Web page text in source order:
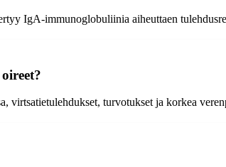
IgA-immunoglobuliinia aiheuttaen
virtsatietulehdukset, turvotukset ja korkea